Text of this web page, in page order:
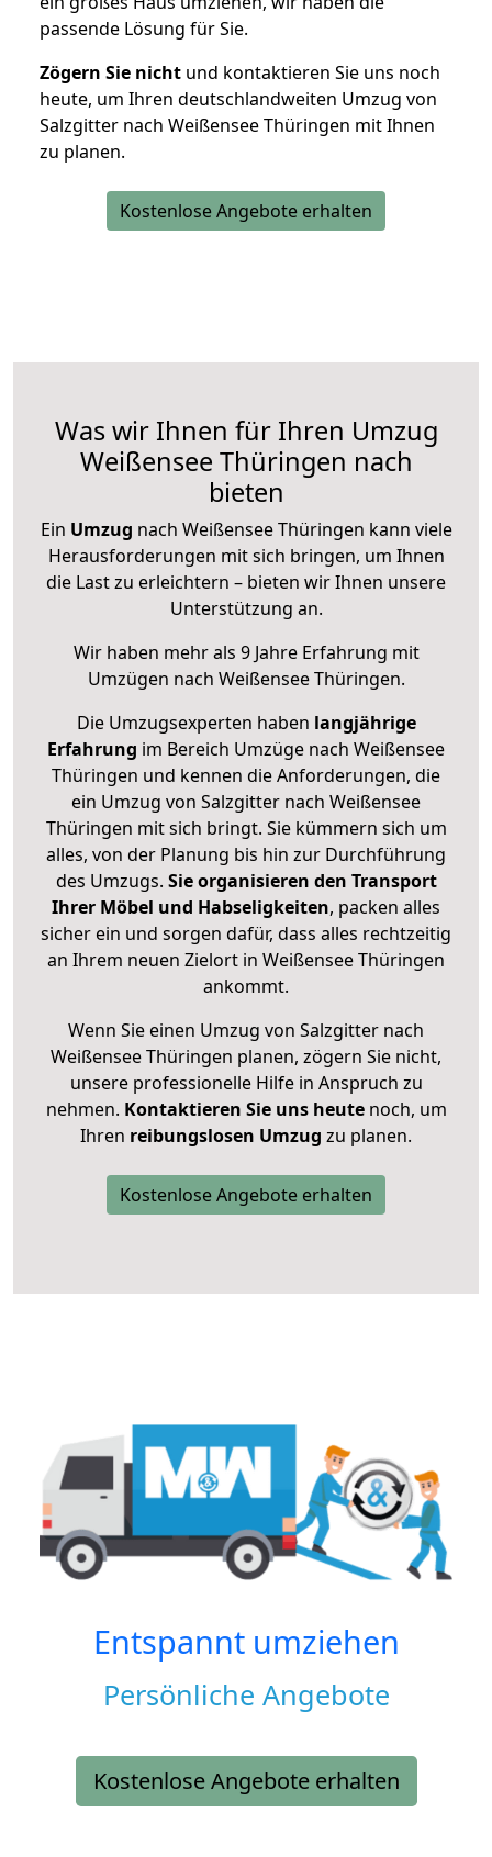
passende Lösung für Sie.
Zögern Sie nicht und kontaktieren Sie uns noch
heute, um Ihren deutschlandweiten Umzug von
Salzgitter nach Weißensee Thüringen mit Ihnen
zu planen.
Kostenlose Angebote erhalten
Was wir Ihnen für Ihren Umzug
Weißensee Thüringen nach
bieten
Ein Umzug nach Weißensee Thüringen kann viele
Herausforderungen mit sich bringen, um Ihnen
die Last zu erleichtern – bieten wir Ihnen unsere
Unterstützung an.
Wir haben mehr als 9 Jahre Erfahrung mit
Umzügen nach Weißensee Thüringen.
Die Umzugsexperten haben langjährige
Erfahrung im Bereich Umzüge nach Weißensee
Thüringen und kennen die Anforderungen, die
ein Umzug von Salzgitter nach Weißensee
Thüringen mit sich bringt. Sie kümmern sich um
alles, von der Planung bis hin zur Durchführung
des Umzugs. Sie organisieren den Transport
Ihrer Möbel und Habseligkeiten, packen alles
sicher ein und sorgen dafür, dass alles rechtzeitig
an Ihrem neuen Zielort in Weißensee Thüringen
ankommt.
Wenn Sie einen Umzug von Salzgitter nach
Weißensee Thüringen planen, zögern Sie nicht,
unsere professionelle Hilfe in Anspruch zu
nehmen. Kontaktieren Sie uns heutenoch, um
Ihren reibungslosen Umzug zu planen.
Kostenlose Angebote erhalten
Entspannt umziehen
Persönliche Angebote
Kostenlose Angebote erhalten